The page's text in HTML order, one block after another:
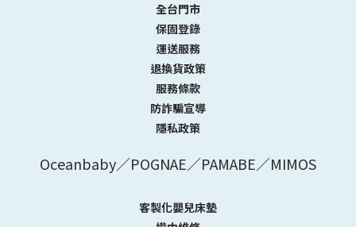
全台門市
保固登錄
運送服務
退換貨政策
服務條款
防詐騙宣導
隱私政策
Oceanbaby／POGNAE／PAMABE／MIMOS
客製化嬰兒床墊